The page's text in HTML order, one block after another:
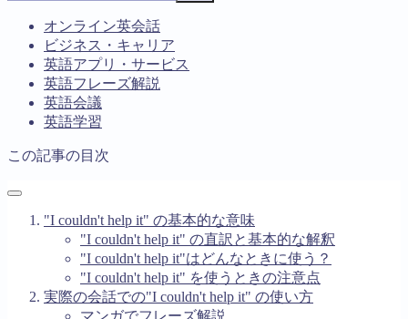
オンライン英会話
ビジネス・キャリア
英語アプリ・サービス
英語フレーズ解説
英語会議
英語学習
この記事の目次
"I couldn't help it" の基本的な意味
"I couldn't help it" の直訳と基本的な解釈
"I couldn't help it"はどんなときに使う？
"I couldn't help it" を使うときの注意点
実際の会話での"I couldn't help it" の使い方
マンガでフレーズ解説